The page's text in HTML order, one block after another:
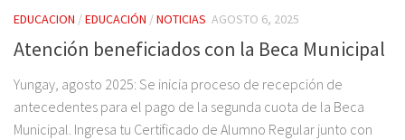
EDUCACION /EDUCACIÓN /NOTICIAS AGOSTO 6, 2025
Atención beneficiados con la Beca Municipal
Yungay, agosto 2025: Se inicia proceso de recepción de
antecedentes para el pago de la segunda cuota de la Beca
Municipal. Ingresa tu Certificado de Alumno Regular junto con